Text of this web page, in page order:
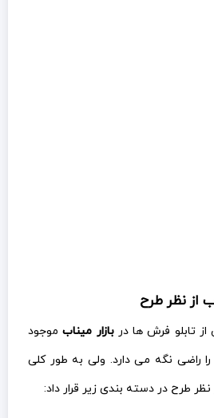
از نظر طرح
تابلو فرش ها دربازار میناب موجود
راضی نگه می دارد. ولی به طور کلی
نظر طرح در دسته بندی زیر قرار داد: